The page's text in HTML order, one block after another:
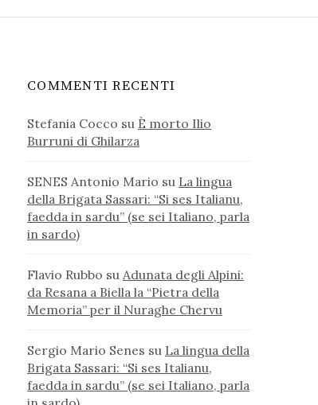
COMMENTI RECENTI
Stefania Cocco su È morto Ilio
Burruni di Ghilarza
SENES Antonio Mario su La lingua
della Brigata Sassari: “Si ses Italianu,
faedda in sardu” (se sei Italiano, parla
in sardo)
Flavio Rubbo su Adunata degli Alpini:
da Resana a Biella la “Pietra della
Memoria” per il Nuraghe Chervu
Sergio Mario Senes su La lingua della
Brigata Sassari: “Si ses Italianu,
faedda in sardu” (se sei Italiano, parla